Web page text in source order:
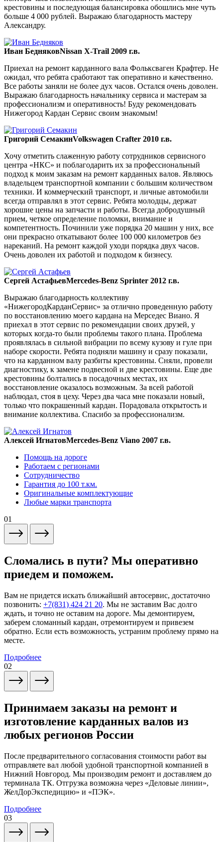
крестовины и последующая балансировка обошлись мне чуть
больше 4 000 рублей. Выражаю благодарность мастеру
Александру.
Иван БедняковNissan X-Trail 2009 г.в.
Приехал на ремонт карданного вала Фольксваген Крафтер. Не
ожидал, что ребята сработают так оперативно и качественно.
Все работы заняли не более дух часов. Остался очень доволен.
Выражаю благодарность начальнику сервиса и мастерам за
профессионализм и оперативность! Буду рекомендовать
Нижегород Кардан Сервис своим знакомым!
Григорий СемакинVolkswagen Crafter 2010 г.в.
Хочу отметить слаженную работу сотрудников сервисного
центра «НКС» и поблагодарить их за профессиональный
подход к моим заказам на ремонт карданных валов. Являюсь
владельцем транспортной компании с большим количеством
техники. И коммерческий транспорт, и личные автомобили
всегда отправлял в этот сервис. Ребята молодцы, держат
хорошие цены на запчасти и работы. Всегда добродушный
прием, четкое определение поломки, внимание и
компетентность. Починили уже порядка 20 машин у них, все
они прекрасно откатывают более 100 000 километров без
нареканий. На ремонт каждой уходи порядка двух часов.
Очень доволен их работой и подходом к бизнесу.
Сергей АстафьевMercedes-Benz Sprinter 2012 г.в.
Выражаю благодарность коллективу
«НижегородКарданСервис» за отлично проведенную работу
по восстановлению моего кардана на Мерседес Виано. Я
приехал в этот сервис по рекомендации своих друзей, у
которых когда-то были проблемы такого плана. Проблема
проявлялась в сильной вибрации по всему кузову и гуле при
наборе скорости. Ребята подняли машину и сразу показали,
что на карданном валу разбиты крестовины. Сняли, провели
диагностику, к замене подвесной и две крестовины. Еще две
крестовины болтались в посадочных местах, их
восстановление оказалось возможным. За всей работой
наблюдал, стоя в цеху. Через два часа мне показали новый,
только что покрашенный кардан. Порадовала открытость и
внимание коллектива. Спасибо за профессионализм.
Алексей ИгнатовMercedes-Benz Viano 2007 г.в.
Помощь на дороге
Работаем с регионами
Сотрудничество
Гарантия до 100 т.км.
Оригинальные комплектующие
Любые марки транспорта
01
Сломались в пути? Мы оперативно
приедем и поможем.
Вам не придется искать ближайший автосервис, достаточно
позвонить: +7(831) 424 21 20. Мы не заставим Вас долго
ждать, и точно не оставим на дороге. Мы демонтируем,
заберем сломанный кардан, отремонтируем и привезем
обратно. Если есть возможность, устраним проблему прямо на
месте.
Подробнее
02
Принимаем заказы на ремонт и
изготовление карданных валов из
любых регионов России
После предварительного согласования стоимости работ вы
отправляете вал любой удобной транспортной компанией в
Нижний Новгород. Мы производим ремонт и доставляем до
терминала ТК. Отгрузка возможна через «Деловые линии»,
ЖелДорЭкспедицию» и «ПЭК».
Подробнее
03